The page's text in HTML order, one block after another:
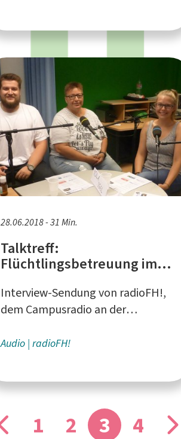
28.06.2018 - 31 Min.
Talktreff:
Flüchtlingsbetreuung im
Interview-Sendung von radioFH!,
dem Campusradio an der
Audio radioFH!
1 2 3 4